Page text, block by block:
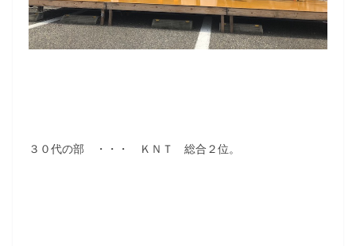
３０代の部 ・・・ ＫＮＴ 総合２位。